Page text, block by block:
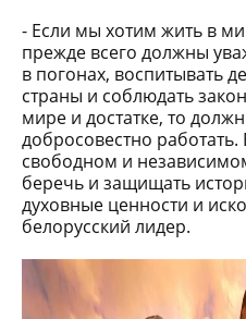
- Если мы хотим жить в
прежде всего должны
в погонах, воспитывать
страны и соблюдать
мире и достатке, то
добросовестно
свободном и
беречь и защищать
духовные ценности и
белорусский лидер.